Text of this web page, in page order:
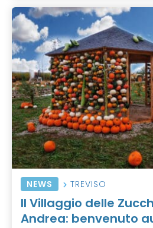
NEWS TREVISO
Il Villaggio delle
Andrea: benvenuto